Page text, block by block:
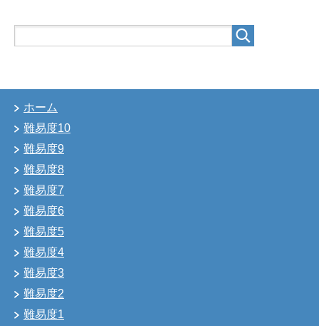
ホーム
難易度10
難易度9
難易度8
難易度7
難易度6
難易度5
難易度4
難易度3
難易度2
難易度1